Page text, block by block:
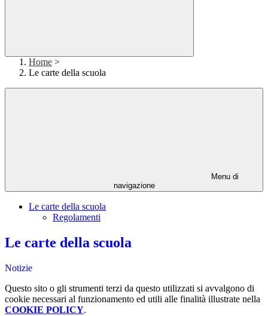
Home >
Le carte della scuola
Menu di
navigazione
Le carte della scuola
Regolamenti
Le carte della scuola
Notizie
Questo sito o gli strumenti terzi da questo utilizzati si avvalgono di
cookie necessari al funzionamento ed utili alle finalità illustrate nella
COOKIE POLICY.